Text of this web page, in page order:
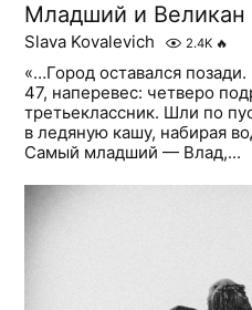
Младший и Великан
Slava Kovalevich 2.4K 🔥
«…Город оставался
47, наперевес: четверо
третьеклассник. Шли по
в ледяную кашу, набирая
Самый младший — Влад,...